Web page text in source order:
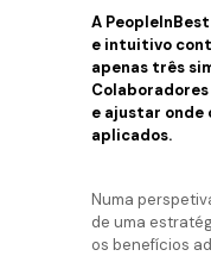
A
e intuitivo
apenas três
e ajustar onde
aplicados.
Numa
de uma
os benefícios